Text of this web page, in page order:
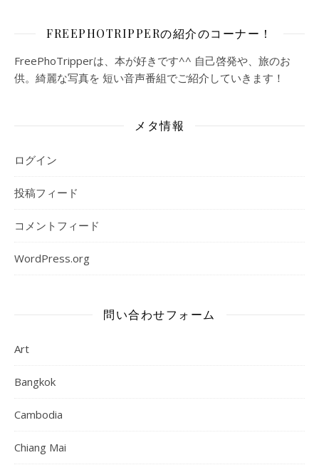
FREEPHOTRIPPERの紹介のコーナー！
FreePhoTripperは、本が好きです^^ 自己啓発や、旅のお
供。綺麗な写真を 短い音声番組でご紹介していきます！
メタ情報
ログイン
投稿フィード
コメントフィード
WordPress.org
問い合わせフォーム
Art
Bangkok
Cambodia
Chiang Mai